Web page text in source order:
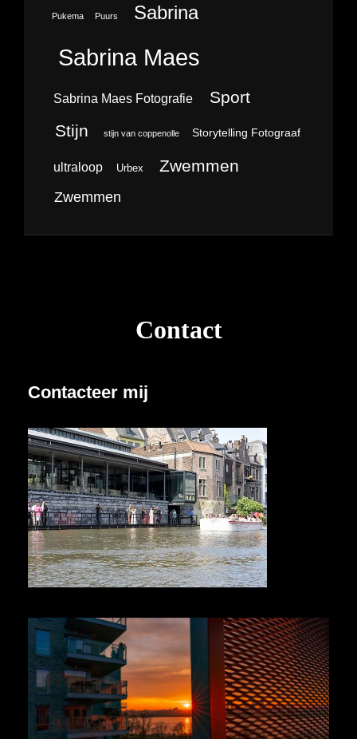
Pukema Puurs Sabrina
Sabrina Maes
Sabrina Maes Fotografie Sport
Stijn stijn van coppenolle Storytelling Fotograaf
ultraloop Urbex Zwemmen
Zwemmen
Contact
Contacteer mij